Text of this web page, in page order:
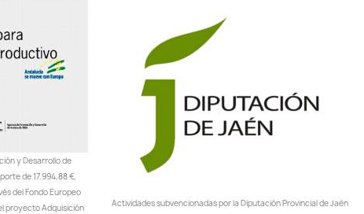
y Desarrollo de
de 17.994,88 €,
del Fondo Europeo
proyecto Adquisición
Actividades subvencionadas por la Diputación Provincial de Jaén